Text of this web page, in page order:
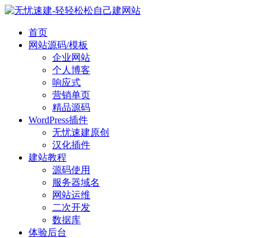
首页
网站源码/模板
企业网站
个人博客
响应式
营销单页
精品源码
WordPress插件
无忧速建原创
汉化插件
建站教程
源码使用
服务器域名
网站运维
二次开发
数据库
体验后台